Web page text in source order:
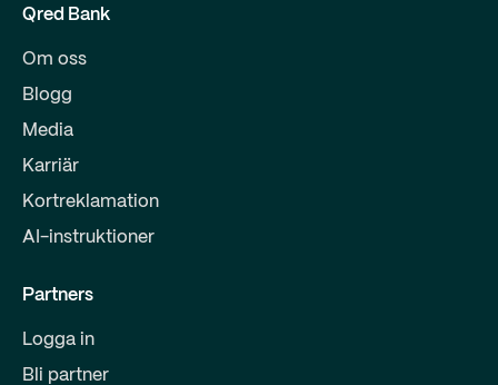
Qred Bank
Om oss
Blogg
Media
Karriär
Kortreklamation
AI-instruktioner
Partners
Logga in
Bli partner